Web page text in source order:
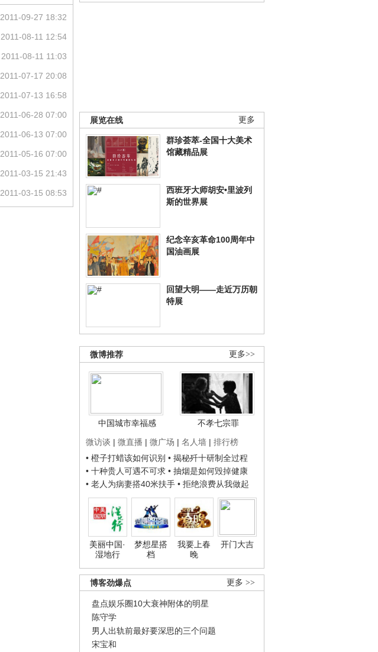
更多
展览在线
群珍荟萃-全国十大美术
馆藏精品展
西班牙大师胡安•里波列
斯的世界展
纪念辛亥革命100周年中
国油画展
回望大明——走近万历朝
特展
更多>>
微博推荐
中国城市幸福感
不孝七宗罪
微访谈 | 微直播 | 微广场 | 名人墙 | 排行榜
• 橙子打蜡该如何识别 • 揭秘歼十研制全过程
• 十种贵人可遇不可求 • 抽烟是如何毁掉健康
• 老人为病妻搭40米扶手 • 拒绝浪费从我做起
美丽中国·
湿地行
梦想星搭
档
我要上春
晚
开门大吉
更多 >>
博客劲爆点
盘点娱乐圈10大衰神附体的明星
陈守学
男人出轨前最好要深思的三个问题
宋宝和
2011-09-27 18:32
2011-08-11 12:54
2011-08-11 11:03
2011-07-17 20:08
2011-07-13 16:58
2011-06-28 07:00
2011-06-13 07:00
2011-05-16 07:00
2011-03-15 21:43
2011-03-15 08:53